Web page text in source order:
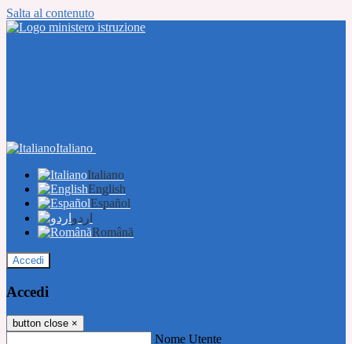
Salta al contenuto
Italiano
Italiano
English
Español
اردو
Română
Accedi
Accedi
button close ×
Nome Utente